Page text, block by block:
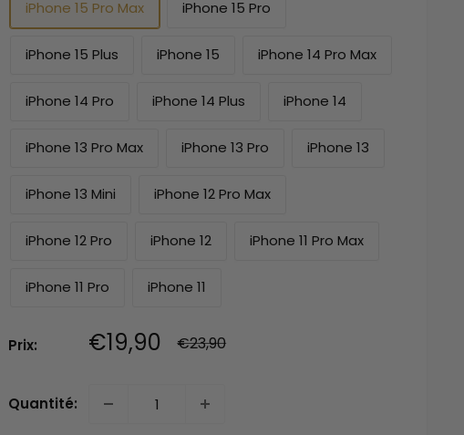
iPhone 15 Pro Max iPhone 15 Pro
iPhone 15 Plus iPhone 15 iPhone 14 Pro Max
iPhone 14 Pro iPhone 14 Plus iPhone 14
iPhone 13 Pro Max iPhone 13 Pro iPhone 13
iPhone 13 Mini iPhone 12 Pro Max
iPhone 12 Pro iPhone 12 iPhone 11 Pro Max
iPhone 11 Pro iPhone 11
Prix: Prix
réduit
€19,90 Prix
normal
€23,90
Quantité: